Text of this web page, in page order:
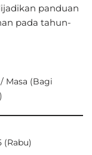
panduan
pada tahun-
Masa (Bagi
(Rabu)